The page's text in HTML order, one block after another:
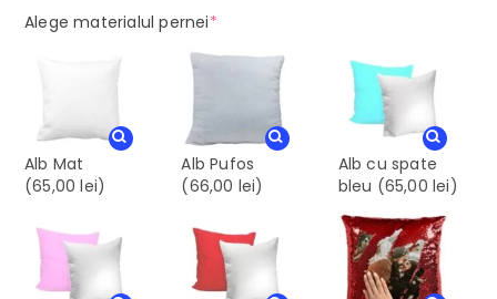
Alege materialul pernei*(required)
Alb Mat
(65,00 lei)
Alb Pufos
(66,00 lei)
Alb cu spate
bleu (65,00 lei)